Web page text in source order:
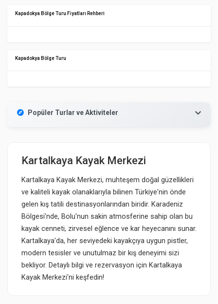
Kapadokya Bölge Turu Fiyatları Rehberi
Kapadokya Bölge Turu
Popüler Turlar ve Aktiviteler
Kartalkaya Kayak Merkezi
Kartalkaya Kayak Merkezi, muhteşem doğal güzellikleri
ve kaliteli kayak olanaklarıyla bilinen Türkiye'nin önde
gelen kış tatili destinasyonlarından biridir. Karadeniz
Bölgesi'nde, Bolu'nun sakin atmosferine sahip olan bu
kayak cenneti, zirvesel eğlence ve kar heyecanını sunar.
Kartalkaya'da, her seviyedeki kayakçıya uygun pistler,
modern tesisler ve unutulmaz bir kış deneyimi sizi
bekliyor. Detaylı bilgi ve rezervasyon için Kartalkaya
Kayak Merkezi'ni keşfedin!